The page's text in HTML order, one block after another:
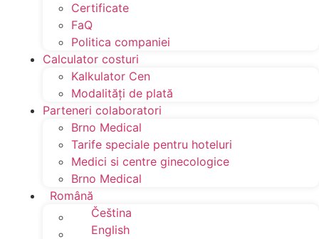
Certificate
FaQ
Politica companiei
Calculator costuri
Kalkulator Cen
Modalităţi de plată
Parteneri colaboratori
Brno Medical
Tarife speciale pentru hoteluri
Medici si centre ginecologice
Brno Medical
Română
Čeština
English